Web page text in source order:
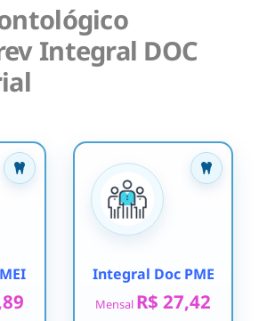
Integral DOC
Integral Doc PME
Mensal R$ 27,42